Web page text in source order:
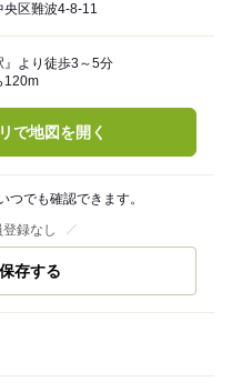
央区難波4-8-11
』より徒歩3～5分
120m
で地図を開く
つでも確認できます。
録なし
存する